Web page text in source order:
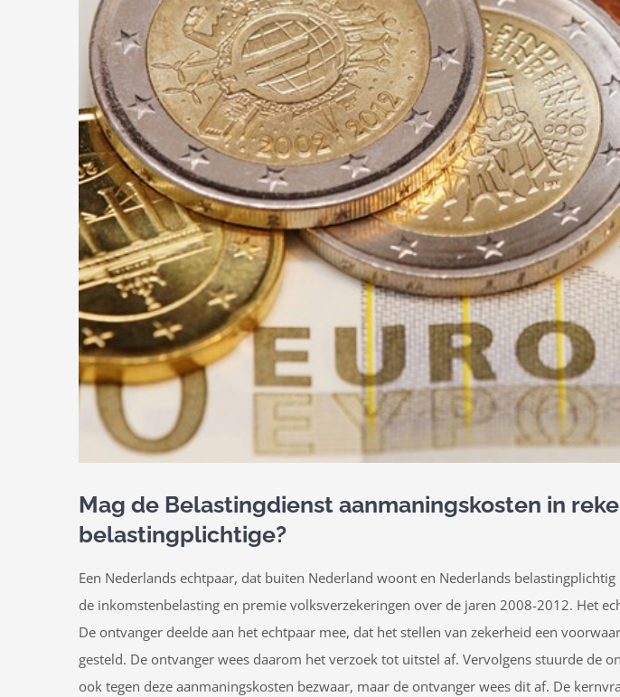
Mag de Belastingdienst aanmaningskosten in
belastingplichtige?
Een Nederlands echtpaar, dat buiten Nederland woont en Nederlands
de inkomstenbelasting en premie volksverzekeringen over de jaren 2008-2012. Het
De ontvanger deelde aan het echtpaar mee, dat het stellen van zekerheid een
gesteld. De ontvanger wees daarom het verzoek tot uitstel af. Vervolgens stuurde
ook tegen deze aanmaningskosten bezwaar, maar de ontvanger wees dit af. De